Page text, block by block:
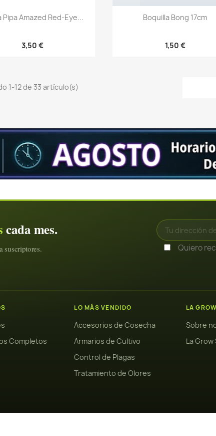
Vista rápida
Pipa Amazed Red-Eye...
3,50 €
Vista rápida
Boquilla Bong 17cm
1,50 €
1-12 de 33 artículo(s)
cada mes.
suscriptores. Quiero
Completos
LO MÁS VENDIDO
Accesorios de Cosecha
Armarios de Cultivo
Control de Plagas
Tratamiento de Olores
LA GROW
Sobre
La Grow